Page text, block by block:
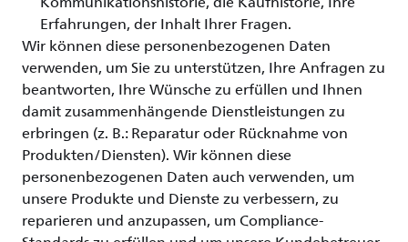
Erfahrungen, der Inhalt Ihrer Fragen.
Wir können diese personenbezogenen Daten
verwenden, um Sie zu unterstützen, Ihre Anfragen zu
beantworten, Ihre Wünsche zu erfüllen und Ihnen
damit zusammenhängende Dienstleistungen zu
erbringen (z. B.: Reparatur oder Rücknahme von
Produkten/Diensten). Wir können diese
personenbezogenen Daten auch verwenden, um
unsere Produkte und Dienste zu verbessern, zu
reparieren und anzupassen, um Compliance-